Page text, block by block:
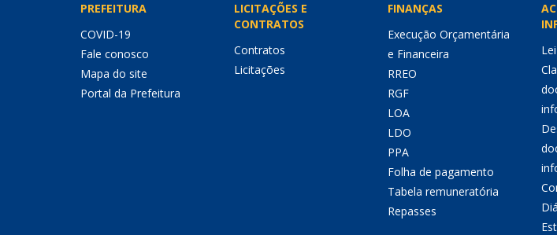
PREFEITURA
COVID-19
Fale conosco
Mapa do site
Portal da Prefeitura
LICITAÇÕES E
CONTRATOS
Contratos
Licitações
FINANÇAS
Execução Orçamentária
e Financeira
RREO
RGF
LOA
LDO
PPA
Folha de pagamento
Tabela remuneratória
Repasses